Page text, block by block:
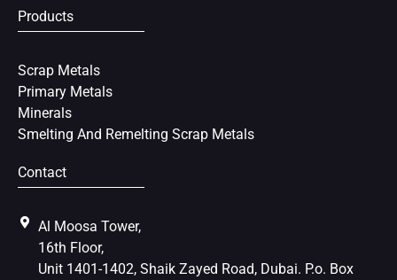
Products
Scrap Metals
Primary Metals
Minerals
Smelting And Remelting Scrap Metals
Contact
Al Moosa Tower,
16th Floor,
Unit 1401-1402, Shaik Zayed Road, Dubai. P.o. Box